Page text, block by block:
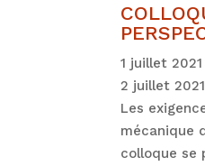
1 juillet
2 juillet
Les
mécanique
colloque se